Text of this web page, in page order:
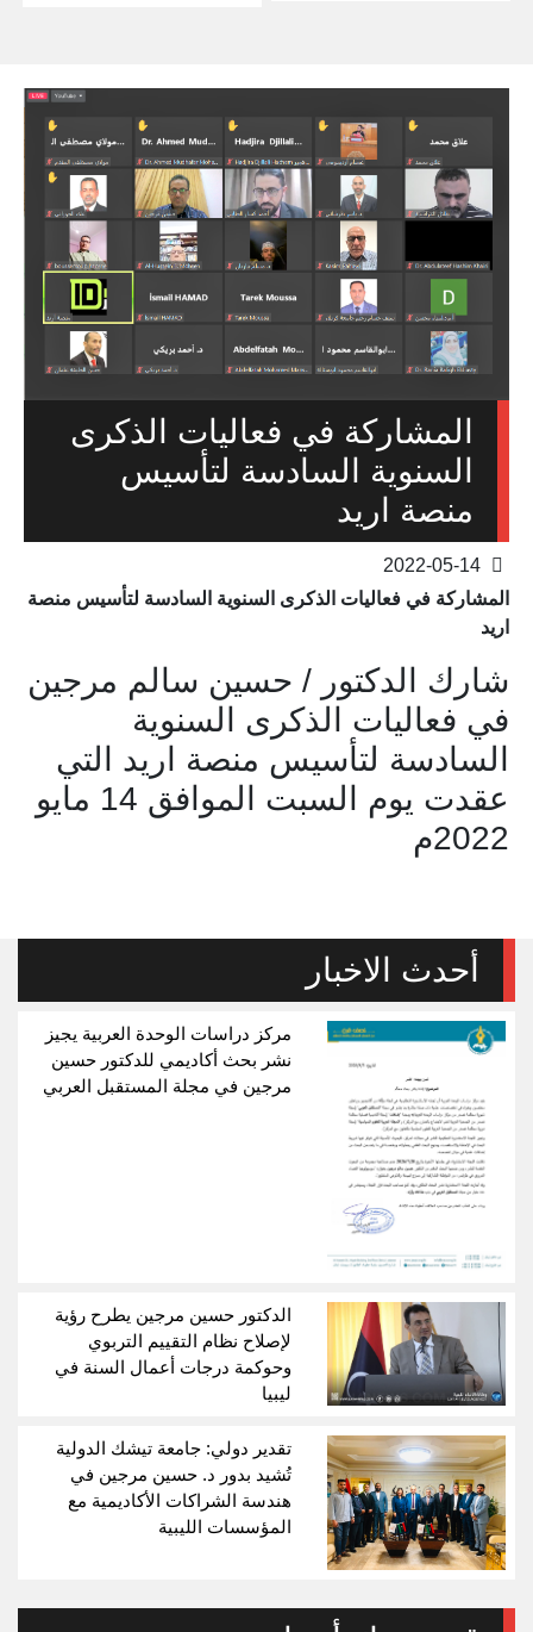
المشاركة في فعاليات الذكرى
السنوية السادسة لتأسيس
منصة اريد
المشاركة في فعاليات الذكرى السنوية السادسة لتأسيس منصة
اريد
شارك الدكتور / حسين سالم مرجين
في فعاليات الذكرى السنوية
السادسة لتأسيس منصة اريد التي
عقدت يوم السبت الموافق 14 مايو
2022م
أحدث الاخبار
مركز دراسات الوحدة العربية يجيز
نشر بحث أكاديمي للدكتور حسين
مرجين في مجلة المستقبل العربي
الدكتور حسين مرجين يطرح رؤية
لإصلاح نظام التقييم التربوي
وحوكمة درجات أعمال السنة في
ليبيا
تقدير دولي: جامعة تيشك الدولية
تُشيد بدور د. حسين مرجين في
هندسة الشراكات الأكاديمية مع
المؤسسات الليبية